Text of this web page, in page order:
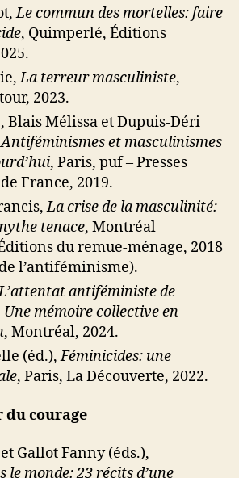
Le commun des mortelles: faire
, Quimperlé, Éditions
La terreur masculiniste,
2023.
Blais Mélissa et Dupuis-Déri
Antiféminismes et masculinismes
, Paris, puf – Presses
France, 2019.
La crise de la masculinité:
tenace, Montréal
du remue-ménage, 2018
l’antiféminisme).
antiféministe de
mémoire collective en
, Montréal, 2024.
(éd.),Féminicides: une
, Paris, La Découverte, 2022.
du courage
Gallot Fanny (éds.),
le monde: 23 récits d’une